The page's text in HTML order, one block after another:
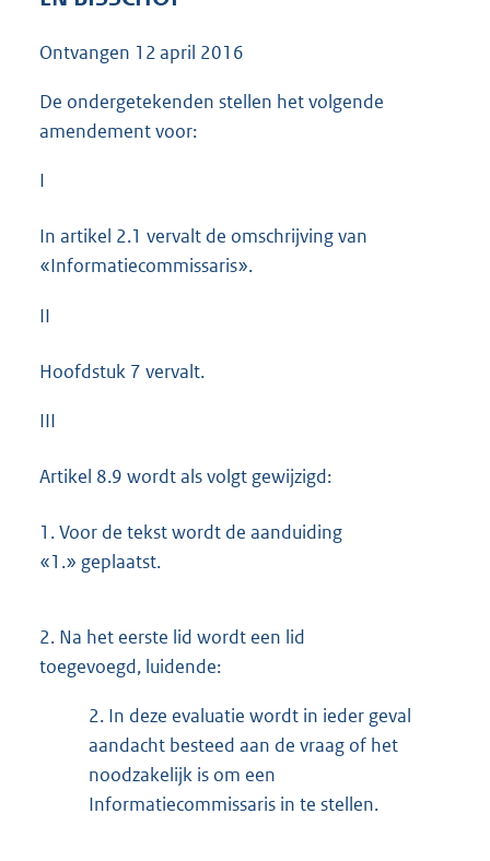
Ontvangen 12 april 2016
De ondergetekenden stellen het volgende
amendement voor:
I
In artikel 2.1 vervalt de omschrijving van
«Informatiecommissaris».
II
Hoofdstuk 7 vervalt.
III
Artikel 8.9 wordt als volgt gewijzigd:
1.Voor de tekst wordt de aanduiding
«1.» geplaatst.
2. Na het eerste lid wordt een lid
toegevoegd, luidende:
2. In deze evaluatie wordt in ieder geval
aandacht besteed aan de vraag of het
noodzakelijk is om een
Informatiecommissaris in te stellen.